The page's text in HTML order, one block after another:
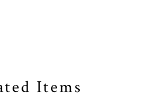
Items